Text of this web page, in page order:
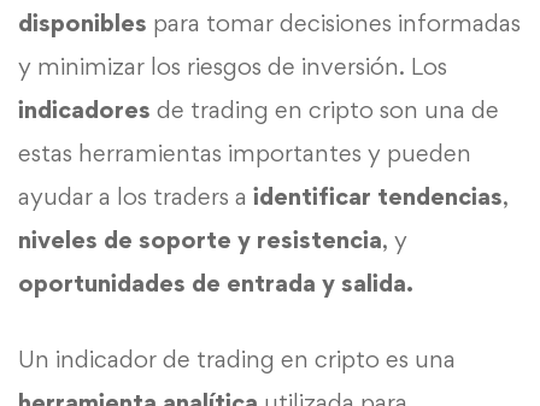
disponibles para tomar decisiones informadas
y minimizar los riesgos de inversión. Los
indicadores de trading en cripto son una de
estas herramientas importantes y pueden
ayudar a los traders a identificar tendencias,
niveles de soporte y resistencia, y
oportunidades de entrada y salida.
Un indicador de trading en cripto es una